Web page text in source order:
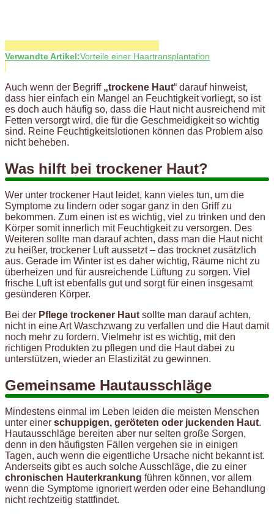
Verwandte Artikel:Vorteile einer Haartransplantation
Auch wenn der Begriff „trockene Haut“ darauf hinweist,
dass hier einfach ein Mangel an Feuchtigkeit vorliegt, so ist
es doch auch häufig so, dass die Haut nicht ausreichend mit
Fetten versorgt wird, die für die Geschmeidigkeit so wichtig
sind. Reine Feuchtigkeitslotionen können das Problem also
nicht beheben.
Was hilft bei trockener Haut?
Wer unter trockener Haut leidet, kann vieles tun, um die
Symptome zu lindern oder sogar ganz in den Griff zu
bekommen. Zum einen ist es wichtig, viel zu trinken und den
Körper somit innerlich mit Feuchtigkeit zu versorgen. Des
Weiteren sollte man darauf achten, dass man die Haut nicht
zu heißer, trockener Luft aussetzt – das trocknet zusätzlich
aus. Gerade im Winter ist es daher wichtig, Räume nicht zu
überheizen und für ausreichende Lüftung zu sorgen. Viel
frische Luft ist ebenfalls gut und sorgt für einen insgesamt
gesünderen Körper.
Bei der Pflege trockener Haut sollte man darauf achten,
nicht in eine Art Waschzwang zu verfallen und die Haut damit
noch mehr zu fordern. Vielmehr ist es wichtig, mit den
richtigen Produkten zu pflegen und die Haut dabei zu
unterstützen, wieder an Elastizität zu gewinnen.
Gemeinsame Hautausschläge
Mindestens einmal im Leben leiden die meisten Menschen
unter einer schuppigen, geröteten oder juckenden Haut.
Hautausschläge bereiten aber nur selten große Sorgen,
denn in den häufigsten Fällen vergehen sie in einigen
Tagen, auch wenn die eigentliche Ursache nicht bekannt ist.
Anderseits gibt es auch solche Ausschläge, die zu einer
chronischen Hauterkrankung führen können, vor allem
wenn die Symptome ignoriert werden oder eine Behandlung
nicht rechtzeitig stattfindet.